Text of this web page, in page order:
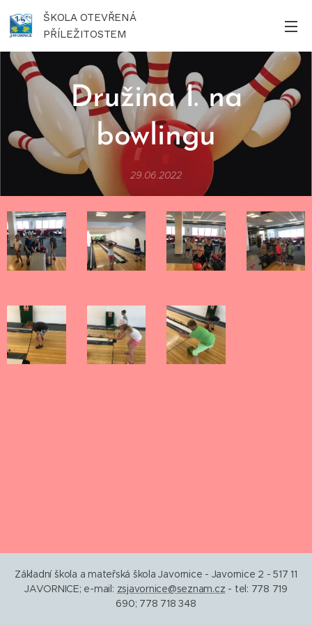
ŠKOLA OTEVŘENÁ
PŘÍLEŽITOSTEM
Družina I. na
bowlingu
29.06.2022
Základní škola a mateřská škola Javornice - Javornice 2 - 517 11
JAVORNICE; e-mail: zsjavornice@seznam.cz - tel: 778 719
690; 778 718 348